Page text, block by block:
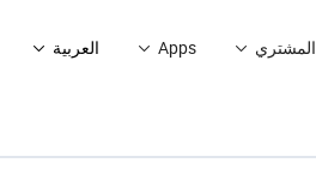
المشتري Apps العربية